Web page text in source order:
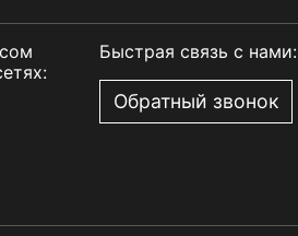
Быстрая связь с нами:
Обратный звонок